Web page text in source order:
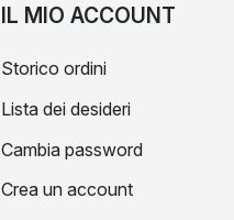
IL MIO ACCOUNT
Storico ordini
Lista dei desideri
Cambia password
Crea un account